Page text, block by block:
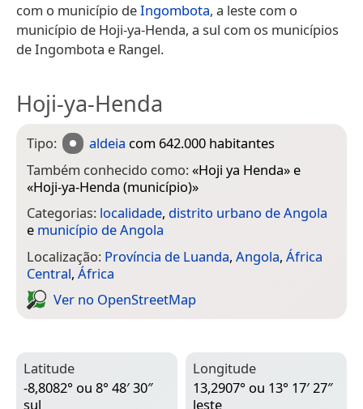
com o município deIngombota, a leste com o
município de Hoji-ya-Henda, a sul com os municípios
de Ingombota e Rangel.
Hoji-ya-Henda
Tipo: aldeia com 642.000 habitantes
Também conhecido como:«Hoji ya Henda» e
«Hoji-ya-Henda (município)»
Categorias: localidade, distrito urbano de Angola
e município de Angola
Localização: Província de Luanda, Angola, África
Central, África
Ver no Open­Street­Map
Latitude
-8,8082° ou 8° 48′ 30″
sul
Longitude
13,2907° ou 13° 17′ 27″
leste